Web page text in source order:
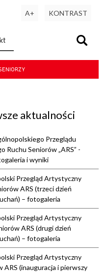
A+ KONTRAST
aktualności
Przeglądu
Ruchu Seniorów „ARS” -
i wyniki
Przegląd Artystyczny
ARS (trzeci dzień
– fotogaleria
Przegląd Artystyczny
ARS (drugi dzień
– fotogaleria
Przegląd Artystyczny
ARS (inauguracja i pierwszy